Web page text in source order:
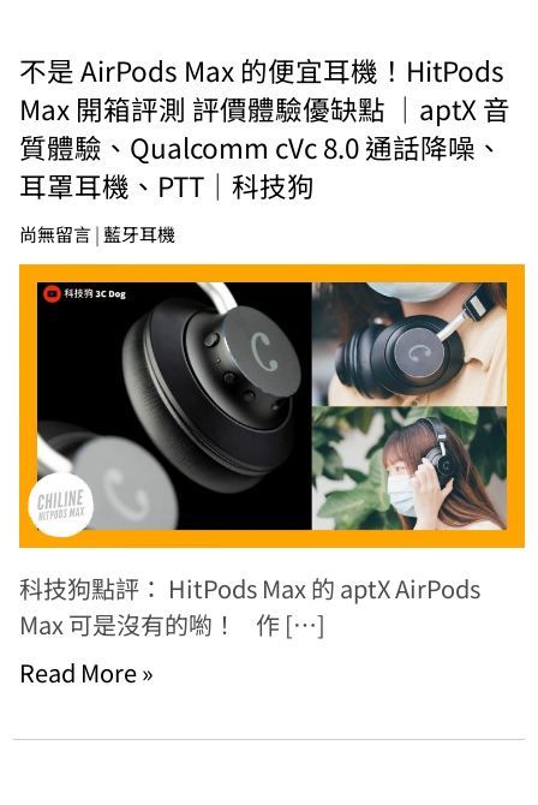
不是 AirPods Max 的便宜耳機！HitPods
Max 開箱評測 評價體驗優缺點 ｜aptX 音
質體驗、Qualcomm cVc 8.0 通話降噪、
耳罩耳機、PTT｜科技狗
尚無留言|藍牙耳機
科技狗點評： HitPods Max 的 aptX AirPods
Max 可是沒有的喲！ 作 […]
Read More »